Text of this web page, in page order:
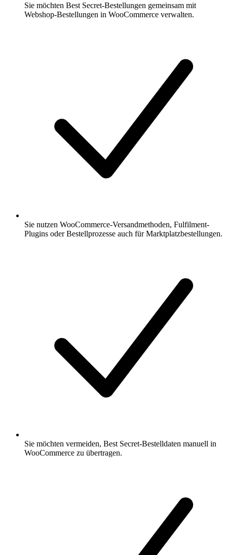
Sie möchten Best Secret-Bestellungen gemeinsam mit
Webshop-Bestellungen in WooCommerce verwalten.
Sie nutzen WooCommerce-Versandmethoden, Fulfilment-
Plugins oder Bestellprozesse auch für Marktplatzbestellungen.
Sie möchten vermeiden, Best Secret-Bestelldaten manuell in
WooCommerce zu übertragen.